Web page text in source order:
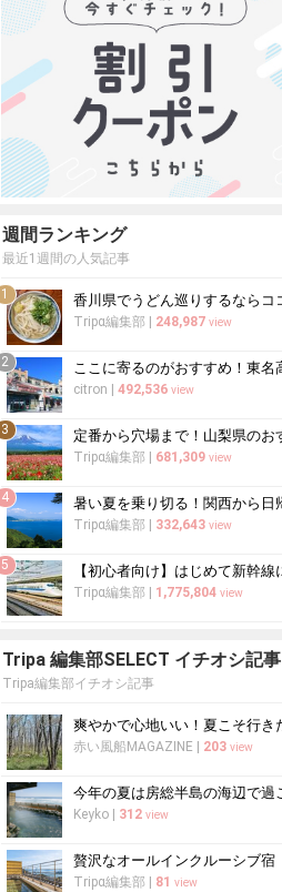
週間ランキング
最近1週間の人気記事
1
Tripα編集部 248,987 view
2
citron 492,536 view
3
Tripα編集部 681,309 view
4
Tripα編集部 332,643 view
5
Tripα編集部 1,775,804 view
Tripa 編集部SELECT イチオシ記事
Tripa編集部イチオシ記事
赤い風船MAGAZINE 203 view
Keyko| 312 view
Tripα編集部 81 view